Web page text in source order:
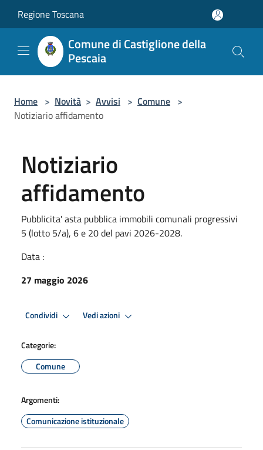
Regione Toscana
Comune di Castiglione della
Pescaia
Home > Novità > Avvisi > Comune >
Notiziario affidamento
Notiziario
affidamento
Pubblicita' asta pubblica immobili comunali progressivi
5 (lotto 5/a), 6 e 20 del pavi 2026-2028.
Data :
27 maggio 2026
Condividi Vedi azioni
Categorie:
Comune
Argomenti:
Comunicazione istituzionale